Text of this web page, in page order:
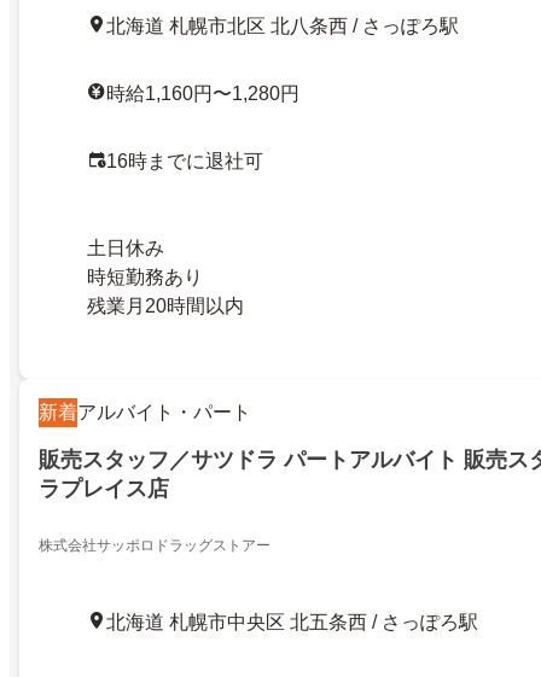
北海道 札幌市北区 北八条西 / さっぽろ駅
時給1,160円〜1,280円
16時までに退社可
土日休み
時短勤務あり
残業月20時間以内
新着アルバイト・パート
販売スタッフ／サツドラ パートアルバイト 販売ス
ラプレイス店
株式会社サッポロドラッグストアー
北海道 札幌市中央区 北五条西 / さっぽろ駅